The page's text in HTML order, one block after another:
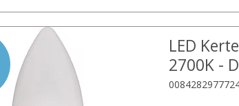
LED
2700K -